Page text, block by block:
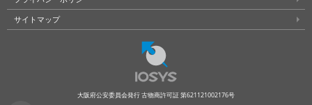
サイトマップ
大阪府公安委員会発行 古物商許可証 第621121002176号